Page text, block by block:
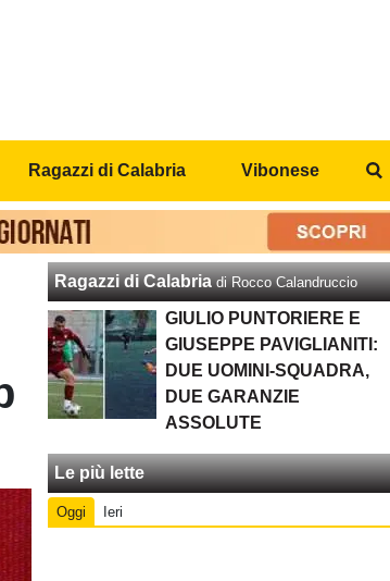
Ragazzi di Calabria Vibonese
Ragazzi di Calabria di Rocco Calandruccio
GIULIO PUNTORIERE E
GIUSEPPE PAVIGLIANITI:
DUE UOMINI-SQUADRA,
DUE GARANZIE
ASSOLUTE
Le più lette
Oggi Ieri